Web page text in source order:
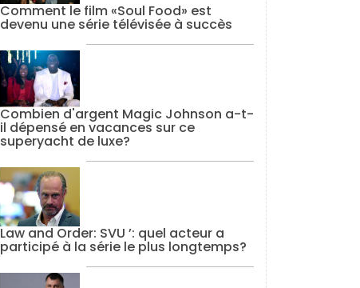
Comment le film «Soul Food» est
devenu une série télévisée à succès
Combien d'argent Magic Johnson a-t-
il dépensé en vacances sur ce
superyacht de luxe?
Law and Order: SVU ’: quel acteur a
participé à la série le plus longtemps?